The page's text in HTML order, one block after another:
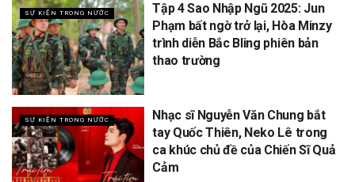
SỰ KIỆN TRONG NƯỚC
Tập 4 Sao Nhập Ngũ 2025: Jun
Phạm bất ngờ trở lại, Hòa Minzy
trình diễn Bắc Bling phiên bản
thao trường
SỰ KIỆN TRONG NƯỚC
Nhạc sĩ Nguyễn Văn Chung bắt
tay Quốc Thiên, Neko Lê trong
ca khúc chủ đề của Chiến Sĩ Quả
Cảm